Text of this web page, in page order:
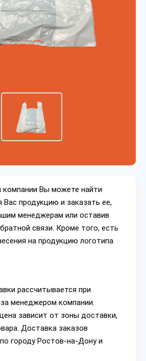
компании Вы можете найти
продукцию и заказать ее,
менеджерам или оставив
связи. Кроме того, есть
на продукцию логотипа
рассчитывается при
менеджером компании.
зависит от зоны доставки,
Доставка заказов
городу Ростов-на-Дону и